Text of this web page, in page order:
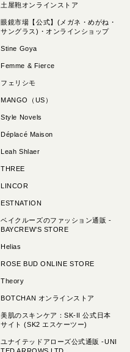
土屋鞄オンラインストア
眼鏡市場【公式】(メガネ・めがね・
サングラス)・オンラインショップ
Stine Goya
Femme & Fierce
フェリシモ
MANGO（US）
Style Novels
Déplacé Maison
Leah Shlaer
THREE
LINCOR
ESTNATION
ベイクルーズのファッション通販 -
BAYCREW’S STORE
Helias
ROSE BUD ONLINE STORE
Theory
BOTCHAN オンラインストア
美肌のスキンケア：SK-II 公式日本
サイト (SK2 エスケーツー)
ユナイテッドアローズ公式通販 -UNI